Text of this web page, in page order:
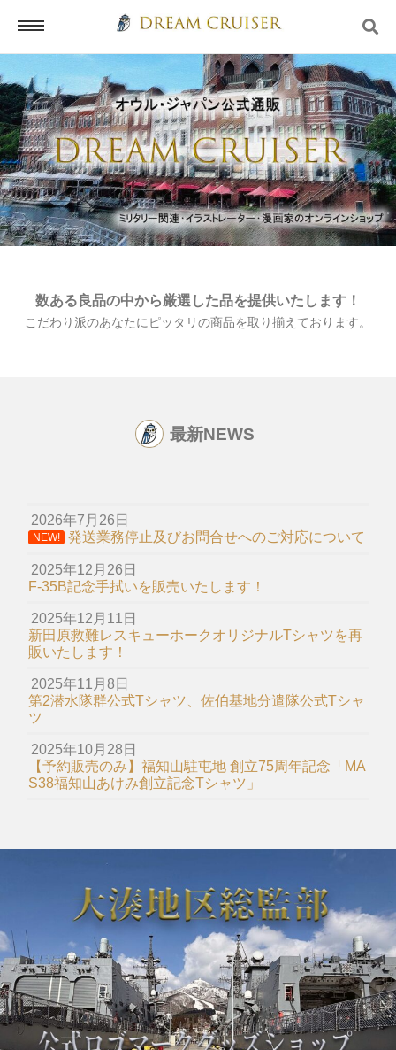
ホーム
ログイン
数ある良品の中から厳選した品を提供いたします！
こだわり派のあなたにピッタリの商品を取り揃えております。
最新NEWS
2026年7月26日
NEW! 発送業務停止及びお問合せへのご対応について
2025年12月26日
F-35B記念手拭いを販売いたします！
2025年12月11日
新田原救難レスキューホークオリジナルTシャツを再
販いたします！
2025年11月8日
第2潜水隊群公式Tシャツ、佐伯基地分遣隊公式Tシャ
ツ
2025年10月28日
【予約販売のみ】福知山駐屯地 創立75周年記念「MA
S38福知山あけみ創立記念Tシャツ」